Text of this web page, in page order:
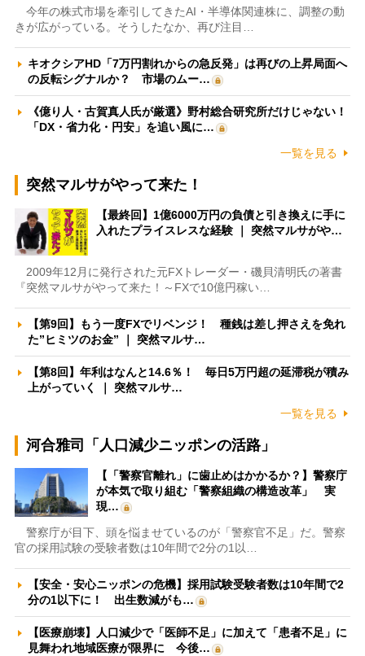
今年の株式市場を牽引してきたAI・半導体関連株に、調整の動
きが広がっている。そうしたなか、再び注目…
キオクシアHD「7万円割れからの急反発」は再びの上昇局面へ
の反転シグナルか？ 市場のムー…
《億り人・古賀真人氏が厳選》野村総合研究所だけじゃない！
「DX・省力化・円安」を追い風に…
一覧を見る
突然マルサがやって来た！
【最終回】1億6000万円の負債と引き換えに手に
入れたプライスレスな経験 ｜ 突然マルサがや…
2009年12月に発行された元FXトレーダー・磯貝清明氏の著書
『突然マルサがやって来た！～FXで10億円稼い…
【第9回】もう一度FXでリベンジ！ 種銭は差し押さえを免れ
た”ヒミツのお金” ｜ 突然マルサ…
【第8回】年利はなんと14.6％！ 毎日5万円超の延滞税が積み
上がっていく ｜ 突然マルサ…
一覧を見る
河合雅司「人口減少ニッポンの活路」
【「警察官離れ」に歯止めはかかるか？】警察庁
が本気で取り組む「警察組織の構造改革」 実
現…
警察庁が目下、頭を悩ませているのが「警察官不足」だ。警察
官の採用試験の受験者数は10年間で2分の1以…
【安全・安心ニッポンの危機】採用試験受験者数は10年間で2
分の1以下に！ 出生数減がも…
【医療崩壊】人口減少で「医師不足」に加えて「患者不足」に
見舞われ地域医療が限界に 今後…